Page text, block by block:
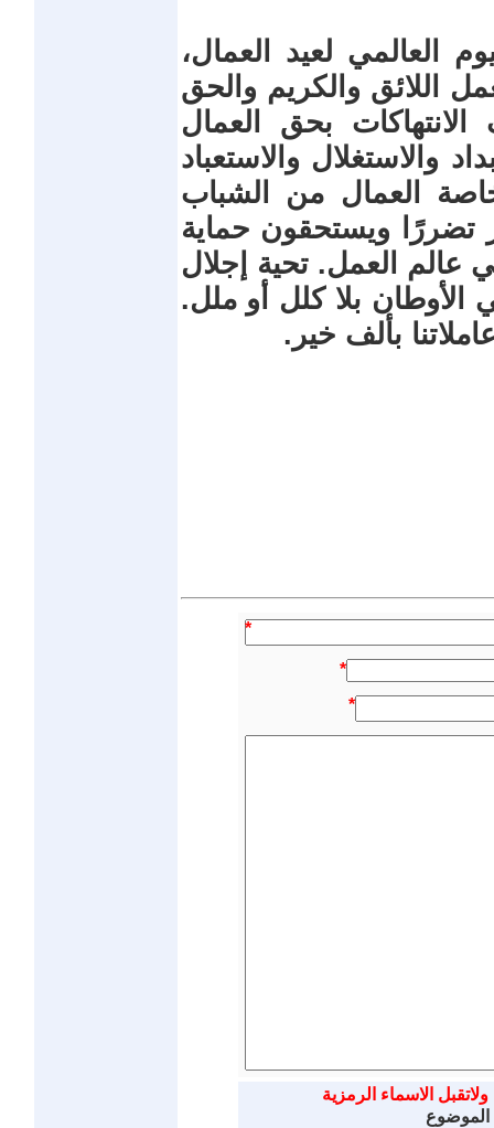
العالمي لعيد العمال،
اللائق والكريم والحق
بحق العمال
والاستغلال والاستعباد
العمال من الشباب
تضررًا ويستحقون حماية
العمل. تحية إجلال
الأوطان بلا كلل أو ملل.
بألف خير.
*
*
*
الاسماء الرمزية
الموضوع